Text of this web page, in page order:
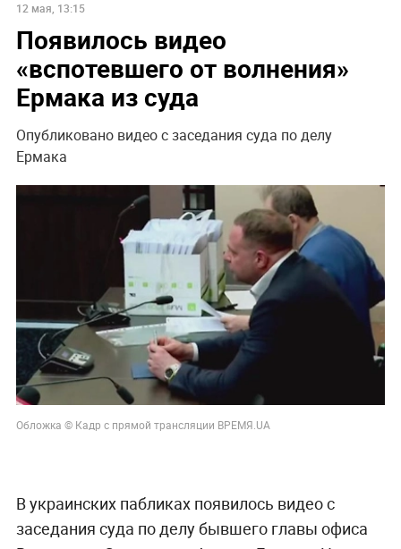
12 мая, 13:15
Появилось видео
«вспотевшего от волнения»
Ермака из суда
Опубликовано видео с заседания суда по делу
Ермака
Обложка © Кадр с прямой трансляции ВРЕМЯ.UA
В украинских пабликах появилось видео с
заседания суда по делу бывшего главы офиса